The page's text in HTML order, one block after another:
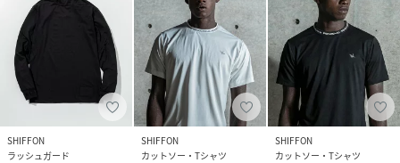
SHIFFON
ラッシュガード
SHIFFON
カットソー・Tシャツ
SHIFFON
カットソー・Tシャツ